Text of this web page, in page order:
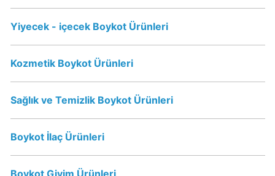
Boykot
mu?
Lipton
Yiyecek - içecek Boykot Ürünleri
Kozmetik Boykot Ürünleri
Sağlık ve Temizlik Boykot Ürünleri
Boykot İlaç Ürünleri